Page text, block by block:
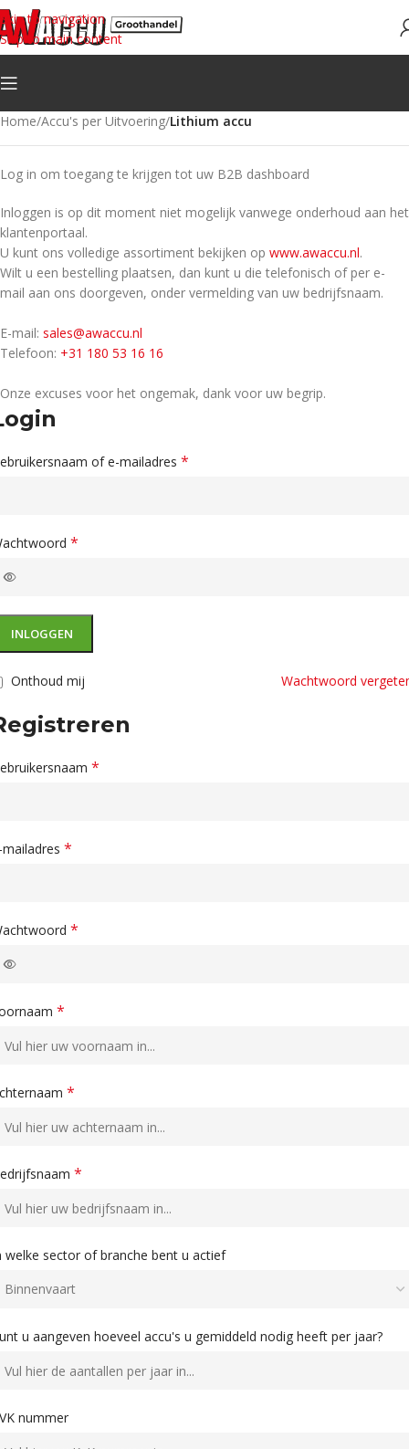
Skip to navigation
Skip to main content
Home/Accu's per Uitvoering/Lithium accu
Log in om toegang te krijgen tot uw B2B dashboard
Inloggen is op dit moment niet mogelijk vanwege onderhoud aan het
klantenportaal.
U kunt ons volledige assortiment bekijken op www.awaccu.nl.
Wilt u een bestelling plaatsen, dan kunt u die telefonisch of per e-
mail aan ons doorgeven, onder vermelding van uw bedrijfsnaam.
E-mail: sales@awaccu.nl
Telefoon: +31 180 53 16 16
Onze excuses voor het ongemak, dank voor uw begrip.
of e-mailadres *
*
INLOGGEN
Wachtwoord
Onthoud mij
*
mailadres *
*
*
*
*
welke sector of branche bent u actief
u aangeven hoeveel accu's u gemiddeld nodig heeft per jaar?
nummer